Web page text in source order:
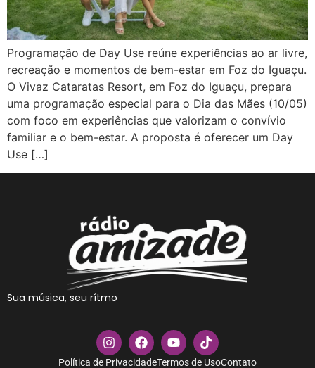
Programação de Day Use reúne experiências ao ar livre,
recreação e momentos de bem-estar em Foz do Iguaçu.
O Vivaz Cataratas Resort, em Foz do Iguaçu, prepara
uma programação especial para o Dia das Mães (10/05)
com foco em experiências que valorizam o convívio
familiar e o bem-estar. A proposta é oferecer um Day
Use […]
Sua música, seu rítmo
Política de PrivacidadeTermos de UsoContato